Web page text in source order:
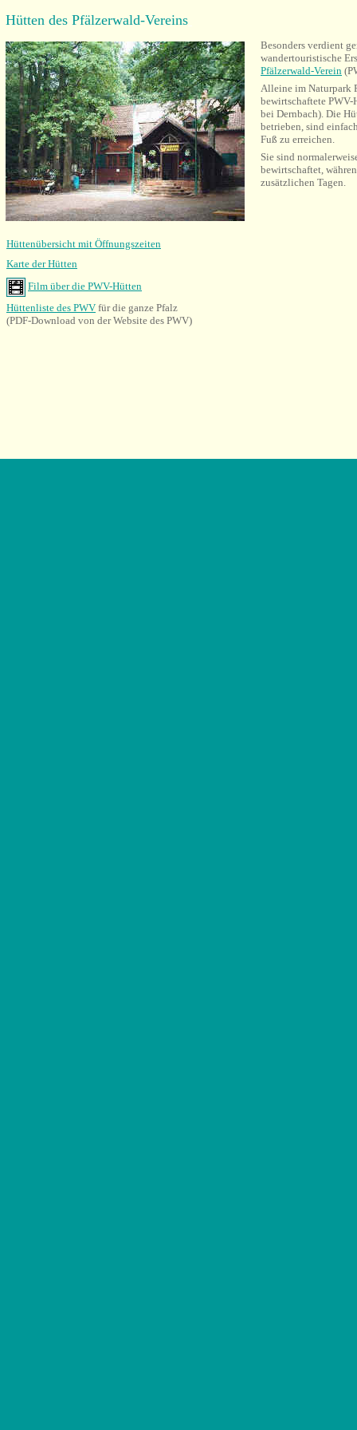
Hütten des Pfälzerwald-Vereins
Hüttenübersicht mit Öffnungszeiten
Karte der Hütten
Film über die PWV-Hütten
Hüttenliste des PWV für die ganze Pfalz
(PDF-Download von der Website des PWV)
Besonders verdient
wandertouristische
Pfälzerwald-Verein
Alleine im Naturpark
bewirtschaftete PWV-
bei Dernbach). Die
betrieben, sind
Fuß zu erreichen.
Sie sind
bewirtschaftet,
zusätzlichen Tagen.